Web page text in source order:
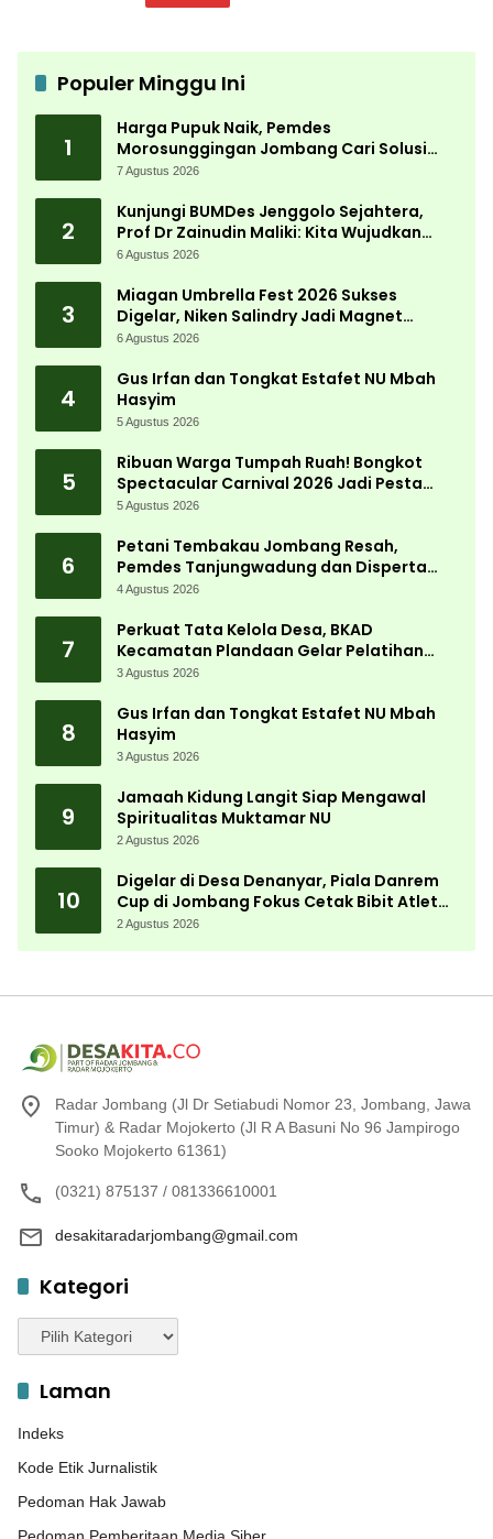
Populer Minggu Ini
1
Harga Pupuk Naik, Pemdes
Morosunggingan Jombang Cari Solusi
Lewat Kajian Akademik
7 Agustus 2026
2
Kunjungi BUMDes Jenggolo Sejahtera,
Prof Dr Zainudin Maliki: Kita Wujudkan
Kemandirian Ekonomi dengan Potensi
6 Agustus 2026
3
Miagan Umbrella Fest 2026 Sukses
Digelar, Niken Salindry Jadi Magnet
Ribuan Pengunjung
6 Agustus 2026
4
Gus Irfan dan Tongkat Estafet NU Mbah
Hasyim
5 Agustus 2026
5
Ribuan Warga Tumpah Ruah! Bongkot
Spectacular Carnival 2026 Jadi Pesta
Kemerdekaan Terbesar di Peterongan
5 Agustus 2026
6
Petani Tembakau Jombang Resah,
Pemdes Tanjungwadung dan Disperta
Bergerak Cepat
4 Agustus 2026
7
Perkuat Tata Kelola Desa, BKAD
Kecamatan Plandaan Gelar Pelatihan
Aparatur Pemdes
3 Agustus 2026
8
Gus Irfan dan Tongkat Estafet NU Mbah
Hasyim
3 Agustus 2026
9
Jamaah Kidung Langit Siap Mengawal
Spiritualitas Muktamar NU
2 Agustus 2026
10
Digelar di Desa Denanyar, Piala Danrem
Cup di Jombang Fokus Cetak Bibit Atlet
Menembak Berprestasi
2 Agustus 2026
Radar Jombang (Jl Dr Setiabudi Nomor 23, Jombang, Jawa
Timur) & Radar Mojokerto (Jl R A Basuni No 96 Jampirogo
Sooko Mojokerto 61361)
(0321) 875137 / 081336610001
desakitaradarjombang@gmail.com
Kategori
Kategori
Laman
Indeks
Kode Etik Jurnalistik
Pedoman Hak Jawab